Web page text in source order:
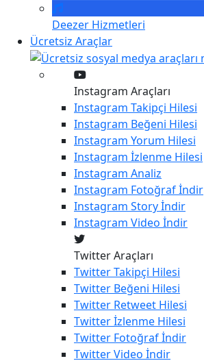
Deezer Hizmetleri
Ücretsiz Araçlar
Instagram Araçları
Instagram Takipçi Hilesi
Instagram Beğeni Hilesi
Instagram Yorum Hilesi
Instagram İzlenme Hilesi
Instagram Analiz
Instagram Fotoğraf İndir
Instagram Story İndir
Instagram Video İndir
Twitter Araçları
TwitterTakipçi Hilesi
Twitter Beğeni Hilesi
Twitter Retweet Hilesi
Twitterİzlenme Hilesi
Twitter Fotoğraf İndir
TwitterVideo İndir